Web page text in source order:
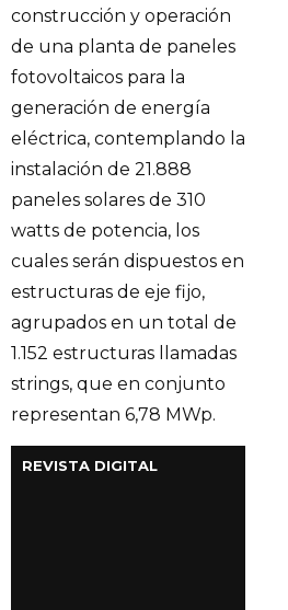
construcción y operación
de una planta de paneles
fotovoltaicos para la
generación de energía
eléctrica, contemplando la
instalación de 21.888
paneles solares de 310
watts de potencia, los
cuales serán dispuestos en
estructuras de eje fijo,
agrupados en un total de
1.152 estructuras llamadas
strings, que en conjunto
representan 6,78 MWp.
REVISTA DIGITAL